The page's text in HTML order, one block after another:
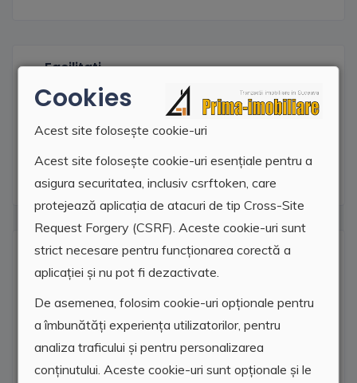
Cookies
Acest site folosește cookie-uri
Acest site folosește cookie-uri esențiale pentru a
asigura securitatea, inclusiv csrftoken, care
protejează aplicația de atacuri de tip Cross-Site
Request Forgery (CSRF). Aceste cookie-uri sunt
strict necesare pentru funcționarea corectă a
aplicației și nu pot fi dezactivate.
De asemenea, folosim cookie-uri opționale pentru
a îmbunătăți experiența utilizatorilor, pentru
analiza traficului și pentru personalizarea
conținutului. Aceste cookie-uri sunt opționale și le
Facilitati
Curent electric
Locatie agentie